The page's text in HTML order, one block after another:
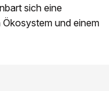
sich eine
und einem